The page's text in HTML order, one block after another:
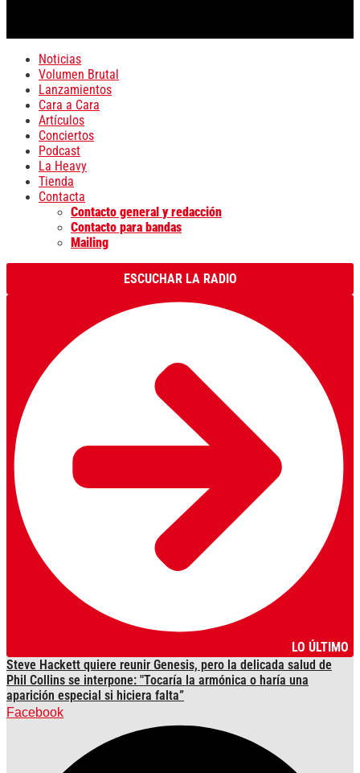
Noticias
Volumen Brutal
Lanzamientos
Cara a Cara
Artículos
Conciertos
Podcast
La Heavy
Tienda
Contacta
Contacto general y redacción
Contacto para bandas
Mailing
ESCUCHAR LA RADIO
LO ÚLTIMO
Steve Hackett quiere reunir Genesis, pero la delicada salud de
Phil Collins se interpone: "Tocaría la armónica o haría una
aparición especial si hiciera falta”
Facebook